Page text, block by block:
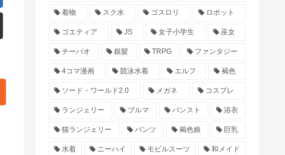
着物 スク水 ゴスロリ ロボット
ゴエティア JS 女子小学生 巫女
チーパオ 銀髪 TRPG ファンタジー
4コマ漫画 競泳水着 エルフ 褐色
ソード・ワールド2.0 メガネ コスプレ
ランジェリー ブルマ パンスト 浴衣
猫ランジェリー パンツ 褐色娘 巨乳
水着 ニーハイ モビルスーツ 和メイド